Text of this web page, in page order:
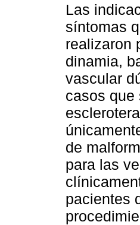
Las
síntomas
realizaron
dinamia,
vascular
casos que
de
para las
pacientes